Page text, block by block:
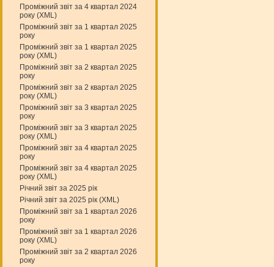
Проміжний звіт за 4 квартал 2024
року (XML)
Проміжний звіт за 1 квартал 2025
року
Проміжний звіт за 1 квартал 2025
року (XML)
Проміжний звіт за 2 квартал 2025
року
Проміжний звіт за 2 квартал 2025
року (XML)
Проміжний звіт за 3 квартал 2025
року
Проміжний звіт за 3 квартал 2025
року (XML)
Проміжний звіт за 4 квартал 2025
року
Проміжний звіт за 4 квартал 2025
року (XML)
Річний звіт за 2025 рік
Річний звіт за 2025 рік (XML)
Проміжний звіт за 1 квартал 2026
року
Проміжний звіт за 1 квартал 2026
року (XML)
Проміжний звіт за 2 квартал 2026
року